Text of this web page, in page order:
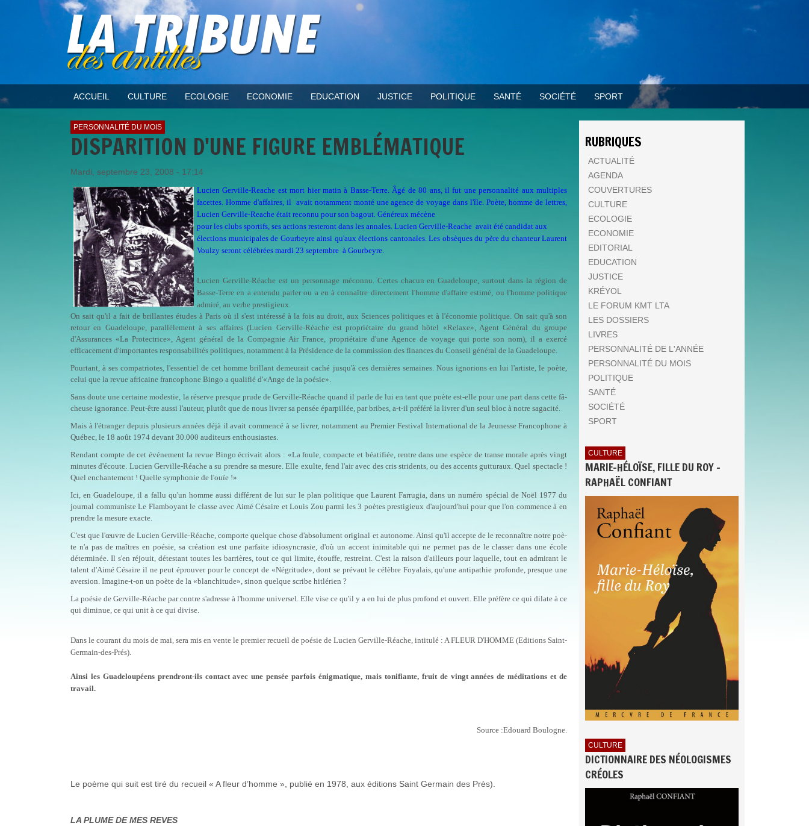
ACCUEIL CULTURE ECOLOGIE ECONOMIE EDUCATION JUSTICE POLITIQUE SANTÉ SOCIÉTÉ SPORT
PERSONNALITÉ DU MOIS
DISPARITION D'UNE FIGURE EMBLÉMATIQUE
Mardi, septembre 23, 2008 - 17:14
Lucien Gerville-Reache est mort hier matin à Basse-Terre. Âgé de 80 ans, il fut une personnalité aux multiples
facettes. Homme d'affaires, il avait notamment monté une agence de voyage dans l'île. Poète, homme de lettres,
Lucien Gerville-Reache était reconnu pour son bagout. Généreux mécène
pour les clubs sportifs, ses actions resteront dans les annales. Lucien Gerville-Reache avait été candidat aux
élections municipales de Gourbeyre ainsi qu'aux élections cantonales. Les obsèques du père du chanteur Laurent
Voulzy seront célébrées mardi 23 septembre à Gourbeyre.
Lucien Gerville-Réache est un personnage méconnu. Certes chacun en Guadeloupe, surtout dans la région de
Basse-Terre en a entendu parler ou a eu à connaître directement l'homme d'affaire estimé, ou l'homme politique
admiré, au verbe prestigieux.
On sait qu'il a fait de brillantes étu­des à Paris où il s'est intéressé à la fois au droit, aux Sciences politiques et à l'économie politique. On sait qu'à son
retour en Guadeloupe, parallèlement à ses affaires (Lucien Gerville-Réache est proprié­taire du grand hôtel «Relaxe», Agent Général du groupe
d'Assurances «La Pro­tectrice», Agent général de la Compagnie Air France, propriétaire d'une Agence de voyage qui porte son nom), il a exercé
efficacement d'importantes responsabili­tés politiques, notamment à la Présidence de la commission des finances du Conseil général de la Guadeloupe.
Pourtant, à ses compatriotes, l'essentiel de cet homme brillant demeurait caché jusqu'à ces dernières semaines. Nous ignorions en lui l'artiste, le poète,
celui que la revue africaine francophone Bingo a qualifié d'«Ange de la poésie».
Sans doute une certaine modestie, la réserve presque prude de Gerville-Réache quand il parle de lui en tant que poè­te est-elle pour une part dans cette fâ­
cheuse ignorance. Peut-être aussi l'auteur, plutôt que de nous livrer sa pensée épar­pillée, par bribes, a-t-il préféré la livrer d'un seul bloc à notre sagacité.
Mais à l'étranger depuis plusieurs années déjà il avait commencé à se livrer, notamment au Premier Festival Interna­tional de la Jeunesse Francophone à
Qué­bec, le 18 août 1974 devant 30.000 audi­teurs enthousiastes.
Rendant compte de cet événement la revue Bingo écrivait alors : «La foule, compacte et béatifiée, rentre dans une es­pèce de transe morale après vingt
minutes d'écoute. Lucien Gerville-Réache a su prendre sa mesure. Elle exulte, fend l'air avec des cris stridents, ou des accents gut­turaux. Quel spectacle !
Quel enchante­ment ! Quelle symphonie de l'ouïe !»
Ici, en Guadeloupe, il a fallu qu'un homme aussi différent de lui sur le plan politique que Laurent Farrugia, dans un numéro spécial de Noël 1977 du
journal communiste Le Flamboyant le classe avec Aimé Césaire et Louis Zou parmi les 3 poètes prestigieux d'aujourd'hui pour que l'on commence à en
prendre la mesure exacte.
C'est que l'œuvre de Lucien Gervil­le-Réache, comporte quelque chose d'ab­solument original et autonome. Ainsi qu'il accepte de le reconnaître notre poè­
te n'a pas de maîtres en poésie, sa créa­tion est une parfaite idiosyncrasie, d'où un accent inimitable qui ne permet pas de le classer dans une école
déterminée. Il s'en réjouit, détestant toutes les barrières, tout ce qui limite, étouffe, restreint. C'est la raison d'ailleurs pour laquelle, tout en admirant le
talent d'Aimé Césaire il ne peut éprouver pour le concept de «Négri­tude», dont se prévaut le célèbre Foyalais, qu'une antipathie profonde, presque une
aversion. Imagine-t-on un poète de la «blanchitude», sinon quelque scribe hitlé­rien ?
La poésie de Gerville-Réache par contre s'adresse à l'homme universel. Elle vise ce qu'il y a en lui de plus profond et ouvert. Elle préfère ce qui dilate à ce
qui diminue, ce qui unit à ce qui divise.
Dans le courant du mois de mai, sera mis en vente le premier recueil de poésie de Lu­cien Gerville-Réache, intitulé : A FLEUR D'HOMME (Editions Saint-
Germain-des-Prés).
Ainsi les Guadeloupéens prendront-ils contact avec une pensée parfois énigmatique, mais tonifiante, fruit de vingt années de méditations et de
travail.
Source :Edouard Boulogne.
Le poème qui suit est tiré du recueil « A fleur d’homme », publié en 1978, aux éditions Saint Germain des Près).
LA PLUME DE MES REVES
RUBRIQUES
ACTUALITÉ
AGENDA
COUVERTURES
CULTURE
ECOLOGIE
ECONOMIE
EDITORIAL
EDUCATION
JUSTICE
KRÉYOL
LE FORUM KMT LTA
LES DOSSIERS
LIVRES
PERSONNALITÉ DE L'ANNÉE
PERSONNALITÉ DU MOIS
POLITIQUE
SANTÉ
SOCIÉTÉ
SPORT
CULTURE
MARIE-HÉLOÏSE, FILLE DU ROY -
RAPHAËL CONFIANT
CULTURE
DICTIONNAIRE DES NÉOLOGISMES
CRÉOLES